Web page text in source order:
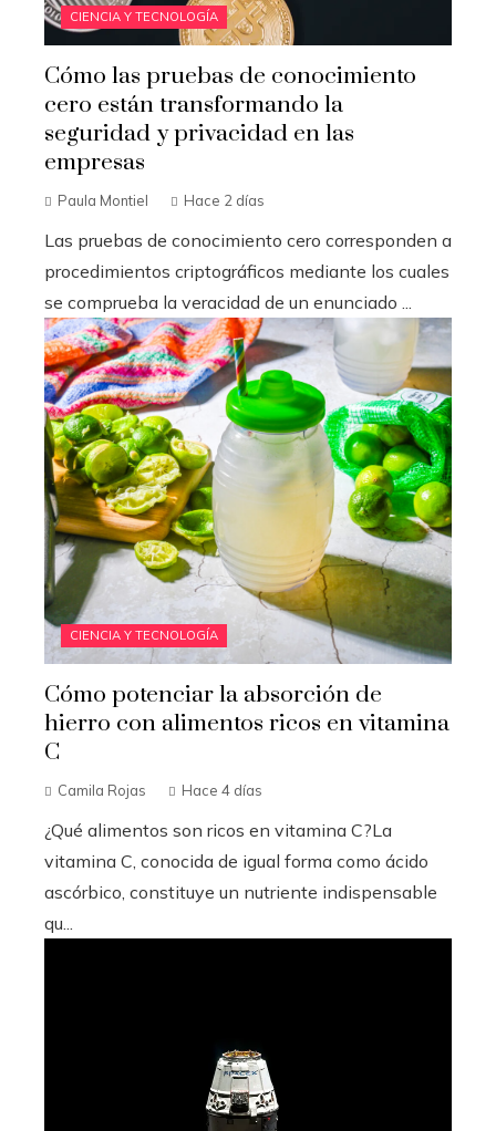
CIENCIA Y TECNOLOGÍA
Cómo las pruebas de conocimiento
cero están transformando la
seguridad y privacidad en las
empresas
Paula Montiel Hace 2 días
Las pruebas de conocimiento cero corresponden a
procedimientos criptográficos mediante los cuales
se comprueba la veracidad de un enunciado ...
CIENCIA Y TECNOLOGÍA
Cómo potenciar la absorción de
hierro con alimentos ricos en vitamina
C
Camila Rojas Hace 4 días
¿Qué alimentos son ricos en vitamina C?La
vitamina C, conocida de igual forma como ácido
ascórbico, constituye un nutriente indispensable
qu...